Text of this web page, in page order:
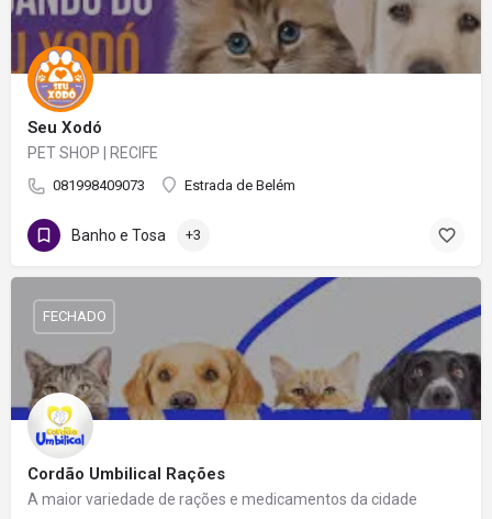
Seu Xodó
PET SHOP | RECIFE
081998409073 Estrada de Belém
Banho e Tosa +3
Cordão Umbilical Rações
A maior variedade de rações e medicamentos da cidade
FECHADO